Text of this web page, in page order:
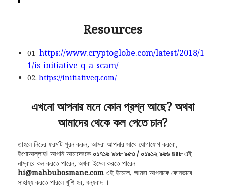
Resources
01 https://www.cryptoglobe.com/latest/2018/1
1/is-initiative-q-a-scam/
02. https://initiativeq.com/
এখনো আপনার মনে কোন প্রশ্ন আছে? অথবা
আমাদের থেকে কল পেতে চান?
তাহলে নিচের ফরমটি পুরন করুন, আমরা আপনার সাথে যোগাযোগ করবো,
ইংশাআল্লাহ! আপনি আমাদেরকে ০১৭১৬ ৯৮৮ ৯৫৩ / ০১৯১২ ৯৬৬ ৪৪৮এই
নাম্বারে কল করতে পারেন, অথবা ইমেল করতে পারেন
hi@mahbubosmane.com এই ইমেলে, আমরা আপনাকে কোনভাবে
সাহায্য করতে পারলে খুশি হব, ধন্যবাদ ।